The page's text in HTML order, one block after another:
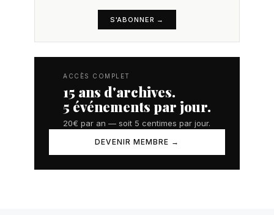
S'ABONNER →
ACCÈS COMPLET
15 ans d'archives.
5 événements par jour.
20€ par an — soit 5 centimes par jour.
DEVENIR MEMBRE →